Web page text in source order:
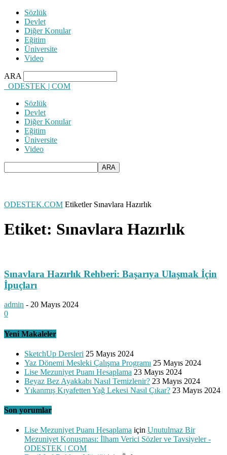
Sözlük
Devlet
Diğer Konular
Eğitim
Üniversite
Video
ARA
ODESTEK | COM
Sözlük
Devlet
Diğer Konular
Eğitim
Üniversite
Video
ODESTEK.COM Etiketler Sınavlara Hazırlık
Etiket: Sınavlara Hazırlık
Sınavlara Hazırlık Rehberi: Başarıya Ulaşmak İçin
İpuçları
admin - 20 Mayıs 2024
0
Yeni Makaleler
SketchUp Dersleri 25 Mayıs 2024
Yaz Dönemi Mesleki Çalışma Programı 25 Mayıs 2024
Lise Mezuniyet Puanı Hesaplama 23 Mayıs 2024
Beyaz Bez Ayakkabı Nasıl Temizlenir? 23 Mayıs 2024
Yıkanmış Kıyafetten Yağ Lekesi Nasıl Çıkar? 23 Mayıs 2024
Son yorumlar
Lise Mezuniyet Puanı Hesaplama için Unutulmaz Bir
Mezuniyet Konuşması: İlham Verici Sözler ve Tavsiyeler -
ODESTEK | COM